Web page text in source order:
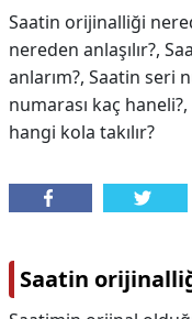
Saatin orijinalliği
nereden anlaşılır?,
anlarım?, Saatin seri
numarası kaç haneli?,
hangi kola takılır?
Saatin